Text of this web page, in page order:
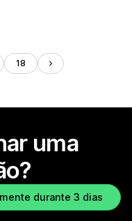
18
uma
durante 3 dias